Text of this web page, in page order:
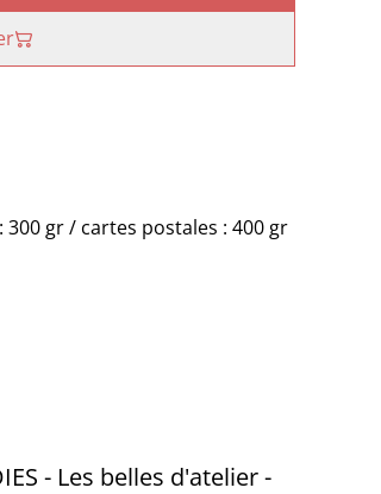
gr / cartes postales : 400 gr
- Les belles d'atelier -